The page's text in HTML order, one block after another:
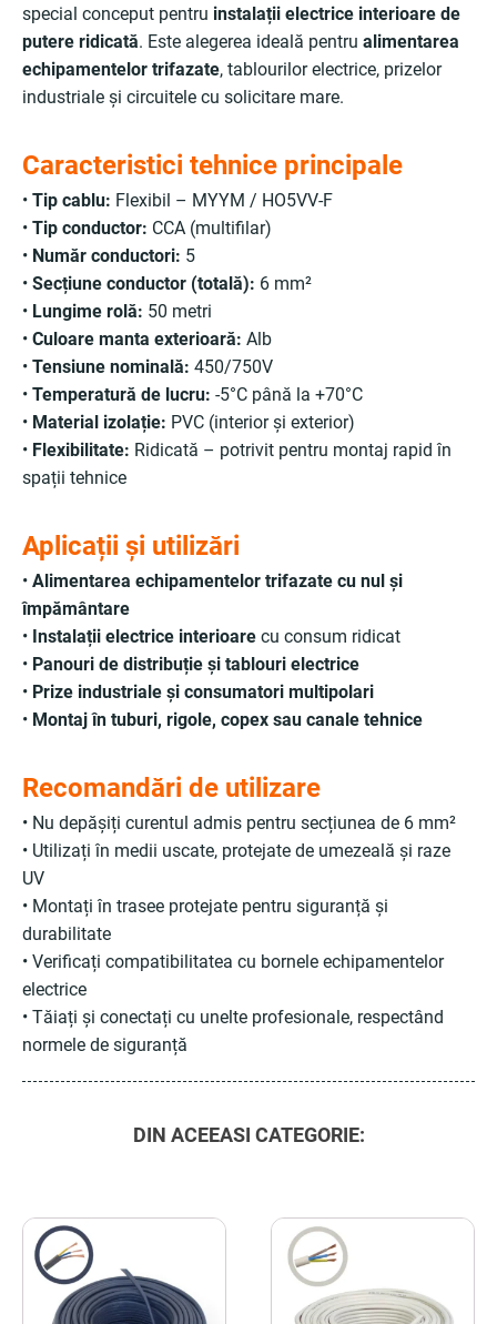
special conceput pentru instalații electrice interioare de
putere ridicată. Este alegerea ideală pentru alimentarea
echipamentelor trifazate, tablourilor electrice, prizelor
industriale și circuitele cu solicitare mare.
Caracteristici tehnice principale
• Tip cablu: Flexibil – MYYM / HO5VV-F
• Tip conductor: CCA (multifilar)
• Număr conductori: 5
• Secțiune conductor (totală): 6 mm²
• Lungime rolă: 50 metri
• Culoare manta exterioară: Alb
• Tensiune nominală: 450/750V
• Temperatură de lucru: -5°C până la +70°C
• Material izolație: PVC (interior și exterior)
• Flexibilitate: Ridicată – potrivit pentru montaj rapid în
spații tehnice
Aplicații și utilizări
• Alimentarea echipamentelor trifazate cu nul și
împământare
• Instalații electrice interioare cu consum ridicat
• Panouri de distribuție și tablouri electrice
• Prize industriale și consumatori multipolari
• Montaj în tuburi, rigole, copex sau canale tehnice
Recomandări de utilizare
• Nu depășiți curentul admis pentru secțiunea de 6 mm²
• Utilizați în medii uscate, protejate de umezeală și raze
UV
• Montați în trasee protejate pentru siguranță și
durabilitate
• Verificați compatibilitatea cu bornele echipamentelor
electrice
• Tăiați și conectați cu unelte profesionale, respectând
normele de siguranță
DIN ACEEASI CATEGORIE: